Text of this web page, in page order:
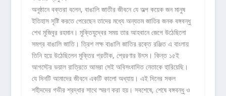
অনুষ্ঠানে বক্তরা বলেন, বাঙালি জাতীর জীবনে যে অল্প কয়েক জন মানুষ
ইতিহাস সৃষ্টি করতে পেরেছেন তাদের মধ্যে অন্যতম জাতির জনক বঙ্গবন্ধু
শেখ মুজিবুর রহমান। মুক্তিযুদ্বের সময় তার আহবানে জেগে উঠেছিলো
সমগ্র বাঙালি জাতি। ত্রিশ লক্ষ বাঙালি জাতির রক্তে রঞ্জিত এ বাংলায়
তিনি হয়ে উঠেছিলেন মুক্তির প্রতীক, প্রেরণার উৎস। কিন্ত ১৫ই
আগস্টের ভয়াল রাত্রিতে আমরা সেই অবিসংবাদিত নেতাকে হারিয়েছি।
যে দিনটি আমাদের জীবনে একটি কালো অধ্যায়। এই দিনের সকল
শহীদদের গভীর শ্রদ্ধার সাথে স্মরণ করা হয়। সবশেষে, শেষে বঙ্গবন্ধু ও